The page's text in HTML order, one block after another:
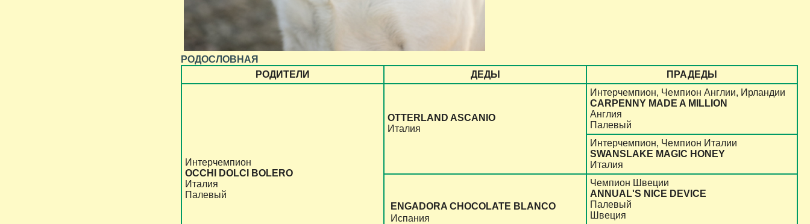
РОДОСЛОВНАЯ
РОДИТЕЛИ
ДЕДЫ ПРАДЕДЫ
Интерчемпион
OCCHI DOLCI BOLERO
Италия
Палевый
OTTERLAND ASCANIO
Италия
Интерчемпион, Чемпион Англии, Ирландии
CARPENNY MADE A MILLION
Англия
Палевый
Интерчемпион, Чемпион Италии
SWANSLAKE MAGIC HONEY
Италия
ENGADORA CHOCOLATE BLANCO
Испания
Чемпион Швеции
ANNUAL'S NICE DEVICE
Палевый
Швеция